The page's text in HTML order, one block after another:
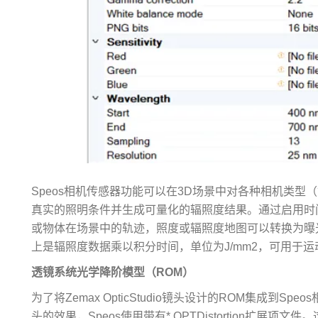
Speos相机传感器功能可以在3D场景中对各种相机类型
真实的照明条件并生成可量化的辐照度结果。通过启用
或物体在场景中的轨迹，照度或辐照度地图可以转换为
上是辐照度数据乘以积分时间，单位为J/mm2，可用于
透镜系统光学降阶模型（ROM）
为了将Zemax OpticStudio镜头设计的ROM集成到